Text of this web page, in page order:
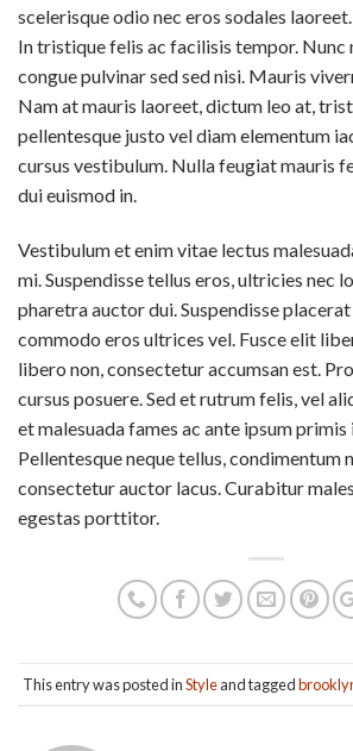
scelerisque odio nec eros sodales
In tristique felis ac facilisis tempor. Nunc
congue pulvinar sed sed nisi. Mauris
Nam at mauris laoreet, dictum leo at,
pellentesque justo vel diam elementum
cursus vestibulum. Nulla feugiat mauris
dui euismod in.
Vestibulum et enim vitae lectus
mi. Suspendisse tellus eros, ultricies nec
pharetra auctor dui. Suspendisse placerat
commodo eros ultrices vel. Fusce elit
libero non, consectetur accumsan est.
cursus posuere. Sed et rutrum felis, vel
et malesuada fames ac ante ipsum primis
Pellentesque neque tellus, condimentum
consectetur auctor lacus. Curabitur
egestas porttitor.
This entry was posted inStyleand tagged